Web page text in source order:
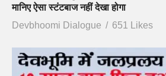
मानिए ऐसा स्टंटबाज नहीं देखा होगा
Devbhoomi Dialogue
651 Likes